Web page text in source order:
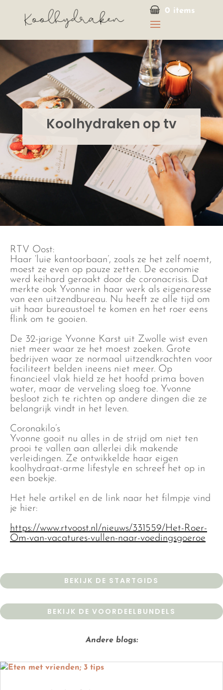
0 items
Koolhydraken op tv
RTV Oost:
Haar ‘luie kantoorbaan’, zoals ze het zelf noemt,
moest ze even op pauze zetten. De economie
werd keihard geraakt door de coronacrisis. Dat
merkte ook Yvonne in haar werk als eigenaresse
van een uitzendbureau. Nu heeft ze alle tijd om
uit haar bureaustoel te komen en het roer eens
flink om te gooien.
De 32-jarige Yvonne Karst uit Zwolle wist even
niet meer waar ze het moest zoeken. Grote
bedrijven waar ze normaal uitzendkrachten voor
faciliteert belden ineens niet meer. Op
financieel vlak hield ze het hoofd prima boven
water, maar de verveling sloeg toe. Yvonne
besloot zich te richten op andere dingen die ze
belangrijk vindt in het leven.
Coronakilo’s
Yvonne gooit nu alles in de strijd om niet ten
prooi te vallen aan allerlei dik makende
verleidingen. Ze ontwikkelde haar eigen
koolhydraat-arme lifestyle en schreef het op in
een boekje.
Het hele artikel en de link naar het filmpje vind
je hier:
https://www.rtvoost.nl/nieuws/331559/Het-Roer-
Om-van-vacatures-vullen-naar-voedingsgoeroe
BEKIJK DE STARTGIDS
BEKIJK DE VOORDEELBUNDELS
Andere blogs: